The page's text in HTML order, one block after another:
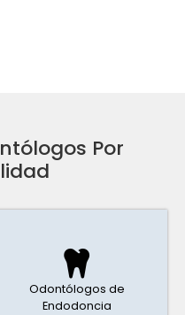
Por
Odontólogos de
Endodoncia